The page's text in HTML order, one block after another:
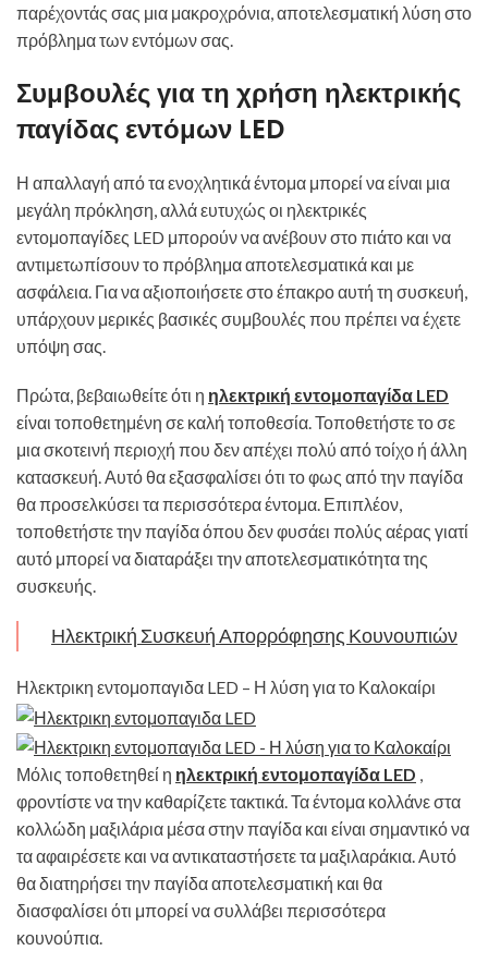
παρέχοντάς σας μια μακροχρόνια, αποτελεσματική λύση στο
πρόβλημα των εντόμων σας.
Συμβουλές για τη χρήση ηλεκτρικής
παγίδας εντόμων LED
Η απαλλαγή από τα ενοχλητικά έντομα μπορεί να είναι μια
μεγάλη πρόκληση, αλλά ευτυχώς οι ηλεκτρικές
εντομοπαγίδες LED μπορούν να ανέβουν στο πιάτο και να
αντιμετωπίσουν το πρόβλημα αποτελεσματικά και με
ασφάλεια. Για να αξιοποιήσετε στο έπακρο αυτή τη συσκευή,
υπάρχουν μερικές βασικές συμβουλές που πρέπει να έχετε
υπόψη σας.
Πρώτα, βεβαιωθείτε ότι η ηλεκτρική εντομοπαγίδα LED
είναι τοποθετημένη σε καλή τοποθεσία. Τοποθετήστε το σε
μια σκοτεινή περιοχή που δεν απέχει πολύ από τοίχο ή άλλη
κατασκευή. Αυτό θα εξασφαλίσει ότι το φως από την παγίδα
θα προσελκύσει τα περισσότερα έντομα. Επιπλέον,
τοποθετήστε την παγίδα όπου δεν φυσάει πολύς αέρας γιατί
αυτό μπορεί να διαταράξει την αποτελεσματικότητα της
συσκευής.
Ηλεκτρική Συσκευή Απορρόφησης Κουνουπιών
Ηλεκτρικη εντομοπαγιδα LED – Η λύση για το Καλοκαίρι
Μόλις τοποθετηθεί η ηλεκτρική εντομοπαγίδα LED ,
φροντίστε να την καθαρίζετε τακτικά. Τα έντομα κολλάνε στα
κολλώδη μαξιλάρια μέσα στην παγίδα και είναι σημαντικό να
τα αφαιρέσετε και να αντικαταστήσετε τα μαξιλαράκια. Αυτό
θα διατηρήσει την παγίδα αποτελεσματική και θα
διασφαλίσει ότι μπορεί να συλλάβει περισσότερα
κουνούπια.